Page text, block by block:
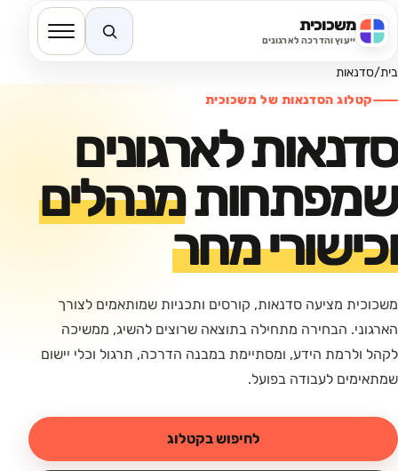
משכוכית
ייעוץ והדרכה לארגוניםחיפוש באתר
בית/סדנאות
קטלוג הסדנאות של משכוכית
סדנאות לארגונים
שמפתחותמנהלים
וכישורי מחר
משכוכית מציעה סדנאות, קורסים ותכניות שמותאמים לצורך
הארגוני. הבחירה מתחילה בתוצאה שרוצים להשיג, ממשיכה
לקהל ולרמת הידע, ומסתיימת במבנה הדרכה, תרגול וכלי יישום
שמתאימים לעבודה בפועל.
לחיפוש בקטלוג